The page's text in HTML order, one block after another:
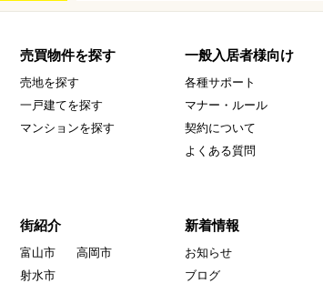
売買物件を探す
売地を探す
一戸建てを探す
マンションを探す
街紹介
富山市
射水市
高岡市
一般入居者様向け
各種サポート
マナー・ルール
契約について
よくある質問
新着情報
お知らせ
ブログ